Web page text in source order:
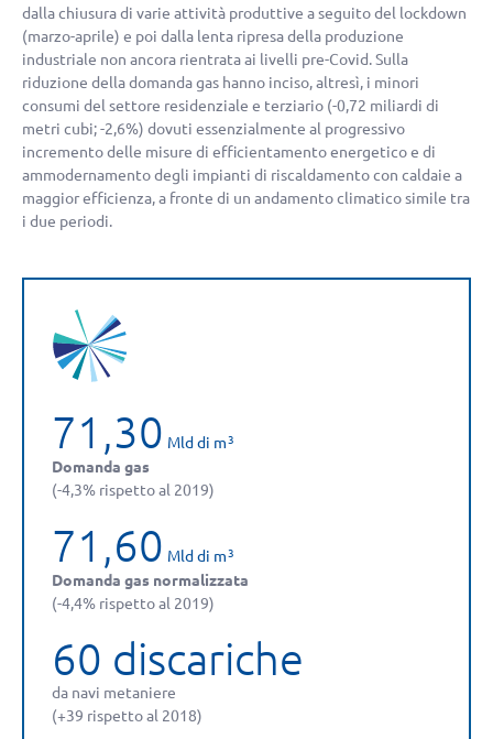
dalla chiusura di varie attività produttive a seguito del lockdown
(marzo-aprile) e poi dalla lenta ripresa della produzione
industriale non ancora rientrata ai livelli pre-Covid. Sulla
riduzione della domanda gas hanno inciso, altresì, i minori
consumi del settore residenziale e terziario (-0,72 miliardi di
metri cubi;-2,6%) dovuti essenzialmente al progressivo
incremento delle misure di efficientamento energetico e di
ammodernamento degli impianti di riscaldamento con caldaie a
maggior efficienza, a fronte di un andamento climatico simile tra
i due periodi.
71,30 Mld di m3
Domanda gas
(-4,3% rispetto al 2019)
71,60 Mld di m3
Domanda gas normalizzata
(-4,4% rispetto al 2019)
60 discariche
da navi metaniere
(+39 rispetto al 2018)